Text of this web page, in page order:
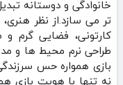
خانوادگی و دوستانه
تر می‌ سازد.از نظر
کارتونی، فضایی گرم
طراحی نرم محیط‌ ها و
بازی همواره حس
نه‌ تنها با هویت بازی